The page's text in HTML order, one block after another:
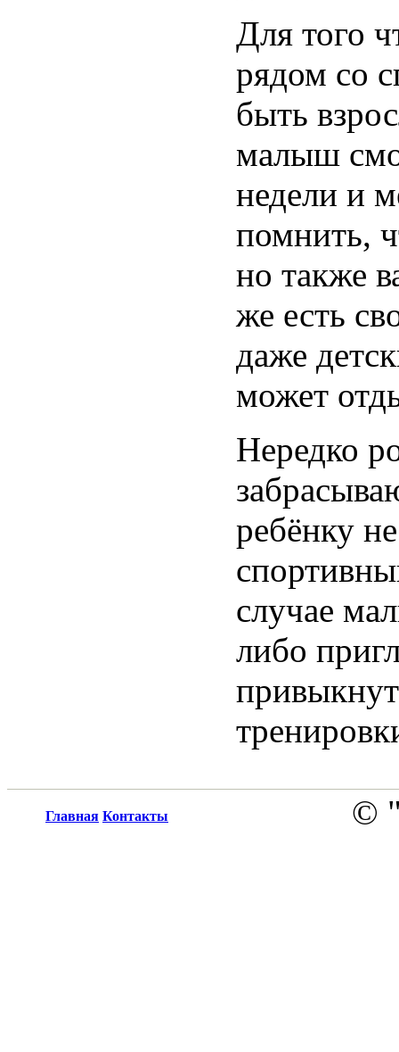
Для того
рядом со
быть
малыш
недели и
помнить,
но также
же есть
даже
может
Нередко
ребёнку
случае
либо
Главная Контакты ©